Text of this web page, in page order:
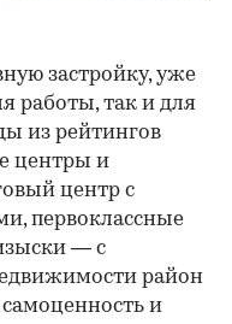
застройку, уже
работы, так и для
из рейтингов
центры и
центр с
первоклассные
— с
район
и